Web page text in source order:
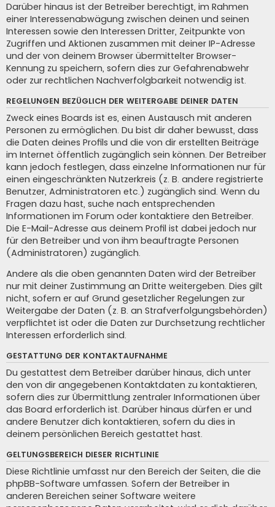
Darüber hinaus ist der Betreiber berechtigt, im Rahmen
einer Interessenabwägung zwischen deinen und seinen
Interessen sowie den Interessen Dritter, Zeitpunkte von
Zugriffen und Aktionen zusammen mit deiner IP-Adresse
und der von deinem Browser übermittelter Browser-
Kennung zu speichern, sofern dies zur Gefahrenabwehr
oder zur rechtlichen Nachverfolgbarkeit notwendig ist.
REGELUNGEN BEZÜGLICH DER WEITERGABE DEINER DATEN
Zweck eines Boards ist es, einen Austausch mit anderen
Personen zu ermöglichen. Du bist dir daher bewusst, dass
die Daten deines Profils und die von dir erstellten Beiträge
im Internet öffentlich zugänglich sein können. Der Betreiber
kann jedoch festlegen, dass einzelne Informationen nur für
einen eingeschränkten Nutzerkreis (z. B. andere registrierte
Benutzer, Administratoren etc.) zugänglich sind. Wenn du
Fragen dazu hast, suche nach entsprechenden
Informationen im Forum oder kontaktiere den Betreiber.
Die E-Mail-Adresse aus deinem Profil ist dabei jedoch nur
für den Betreiber und von ihm beauftragte Personen
(Administratoren) zugänglich.
Andere als die oben genannten Daten wird der Betreiber
nur mit deiner Zustimmung an Dritte weitergeben. Dies gilt
nicht, sofern er auf Grund gesetzlicher Regelungen zur
Weitergabe der Daten (z. B. an Strafverfolgungsbehörden)
verpflichtet ist oder die Daten zur Durchsetzung rechtlicher
Interessen erforderlich sind.
GESTATTUNG DER KONTAKTAUFNAHME
Du gestattest dem Betreiber darüber hinaus, dich unter
den von dir angegebenen Kontaktdaten zu kontaktieren,
sofern dies zur Übermittlung zentraler Informationen über
das Board erforderlich ist. Darüber hinaus dürfen er und
andere Benutzer dich kontaktieren, sofern du dies in
deinem persönlichen Bereich gestattet hast.
GELTUNGSBEREICH DIESER RICHTLINIE
Diese Richtlinie umfasst nur den Bereich der Seiten, die die
phpBB-Software umfassen. Sofern der Betreiber in
anderen Bereichen seiner Software weitere